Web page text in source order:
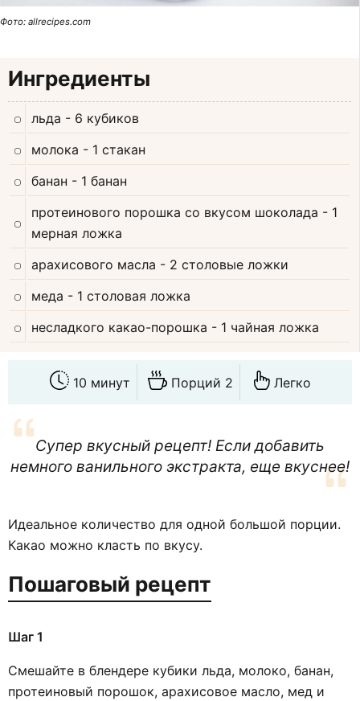
Фото: allrecipes.com
Ингредиенты
льда - 6 кубиков
молока - 1 стакан
банан - 1 банан
протеинового порошка со вкусом шоколада - 1
мерная ложка
арахисового масла - 2 столовые ложки
меда - 1 столовая ложка
несладкого какао-порошка - 1 чайная ложка
10 минут Порций 2 Легко
Супер вкусный рецепт! Если добавить
немного ванильного экстракта, еще вкуснее!
Идеальное количество для одной большой порции.
Какао можно класть по вкусу.
Пошаговый рецепт
Шаг 1
Смешайте в блендере кубики льда, молоко, банан,
протеиновый порошок, арахисовое масло, мед и